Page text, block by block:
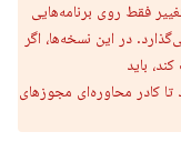
اندروید ۱۲، این تغییر فقط روی برنامه‌هایی
می‌گذارد. در این نسخه‌ها، اگر
باید
کادر محاوره‌ای مجوزهای